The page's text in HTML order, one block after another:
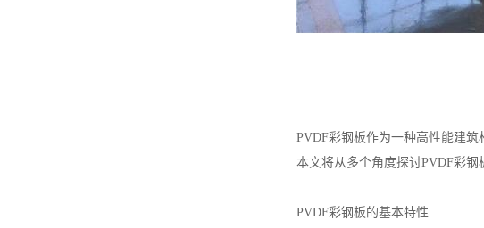
PVDF彩钢板作为一种高性能建筑
本文将从多个角度探讨PVDF彩钢
PVDF彩钢板的基本特性